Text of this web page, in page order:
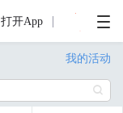
打开App
我的活动
